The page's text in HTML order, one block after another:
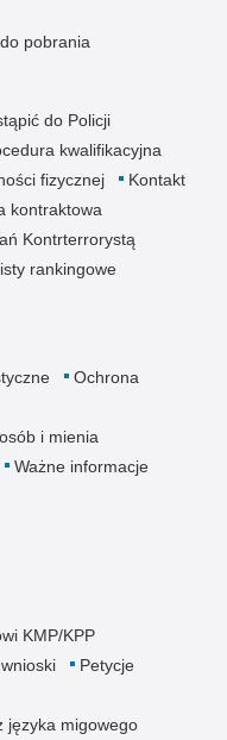
pobrania
do Policji
kwalifikacyjna
fizycznej
Kontakt
kontraktowa
Kontrterrorystą
rankingowe
Ochrona
i mienia
Ważne informacje
KMP/KPP
Petycje
języka migowego